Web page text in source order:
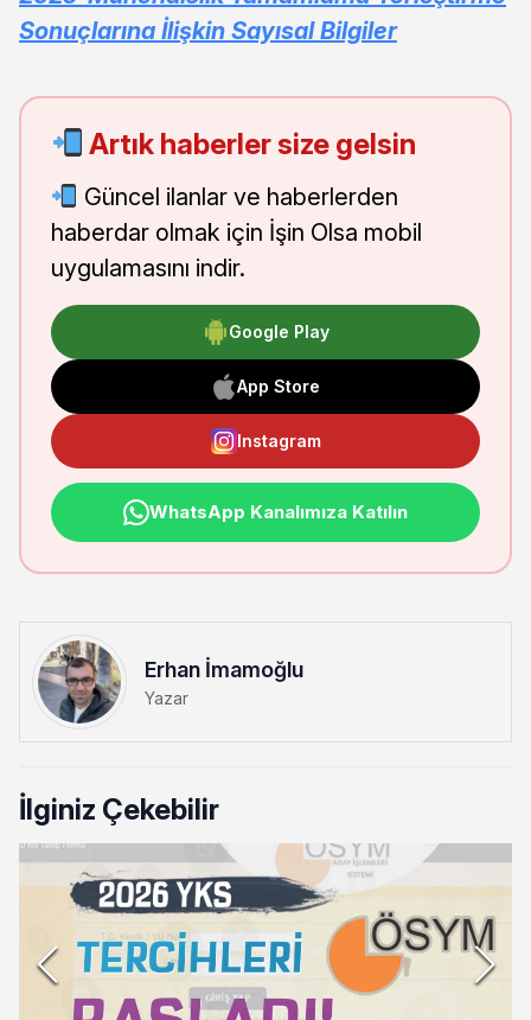
Sonuçlarına İlişkin Sayısal Bilgiler
Artık haberler size gelsin
Güncel ilanlar ve haberlerden
haberdar olmak için İşin Olsa mobil
uygulamasını indir.
Google Play
App Store
Instagram
WhatsApp Kanalımıza Katılın
Erhan İmamoğlu
Yazar
İlginiz Çekebilir